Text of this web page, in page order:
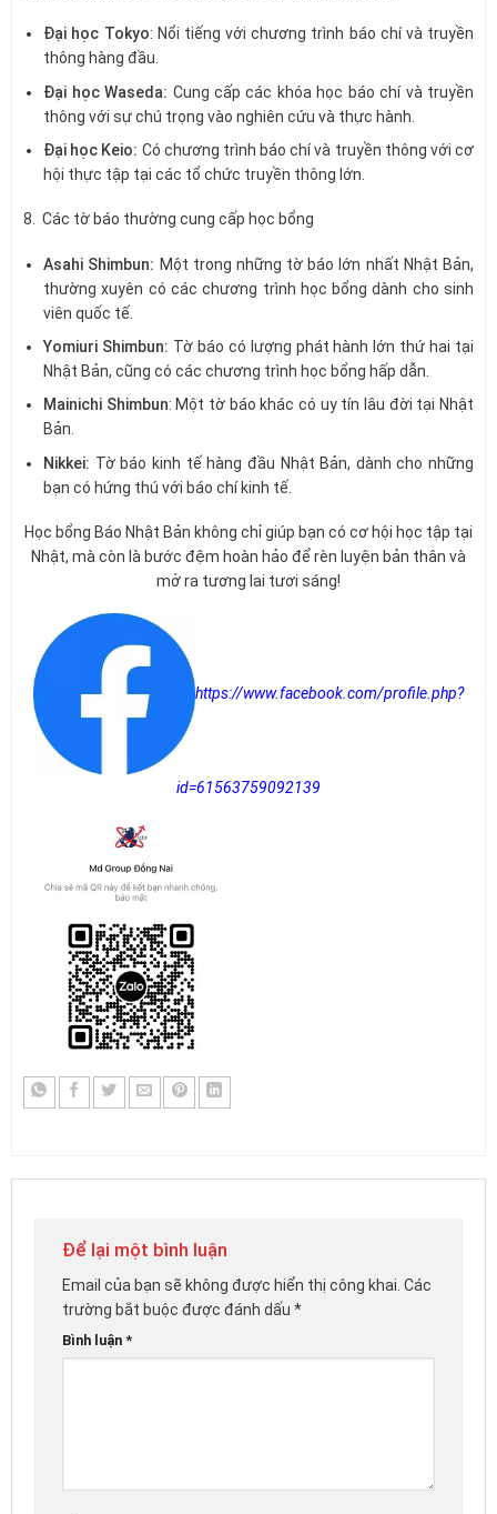
Đại học Tokyo: Nổi tiếng với chương trình báo chí và truyền
thông hàng đầu.
Đại học Waseda: Cung cấp các khóa học báo chí và truyền
thông với sự chú trọng vào nghiên cứu và thực hành.
Đại học Keio: Có chương trình báo chí và truyền thông với cơ
hội thực tập tại các tổ chức truyền thông lớn.
8. Các tờ báo thường cung cấp học bổng
Asahi Shimbun: Một trong những tờ báo lớn nhất Nhật Bản,
thường xuyên có các chương trình học bổng dành cho sinh
viên quốc tế.
Yomiuri Shimbun: Tờ báo có lượng phát hành lớn thứ hai tại
Nhật Bản, cũng có các chương trình học bổng hấp dẫn.
Mainichi Shimbun: Một tờ báo khác có uy tín lâu đời tại Nhật
Bản.
Nikkei: Tờ báo kinh tế hàng đầu Nhật Bản, dành cho những
bạn có hứng thú với báo chí kinh tế.
Học bổng Báo Nhật Bản không chỉ giúp bạn có cơ hội học tập tại
Nhật, mà còn là bước đệm hoàn hảo để rèn luyện bản thân và
mở ra tương lai tươi sáng!
https://www.facebook.com/profile.php?
id=61563759092139
Để lại một bình luận
Email của bạn sẽ không được hiển thị công khai. Các
trường bắt buộc được đánh dấu *
Bình luận *